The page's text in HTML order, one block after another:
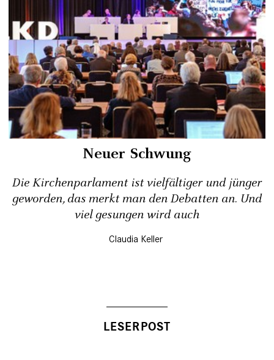
Neuer Schwung
Die Kirchenparlament ist vielfältiger und jünger
geworden, das merkt man den Debatten an. Und
viel gesungen wird auch
Claudia Keller